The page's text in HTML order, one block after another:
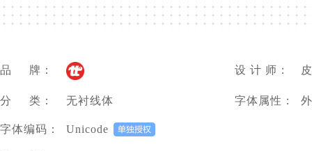
品 牌： 设 计 师：
分 类： 无衬线体 字体属性：
字体编码： Unicode